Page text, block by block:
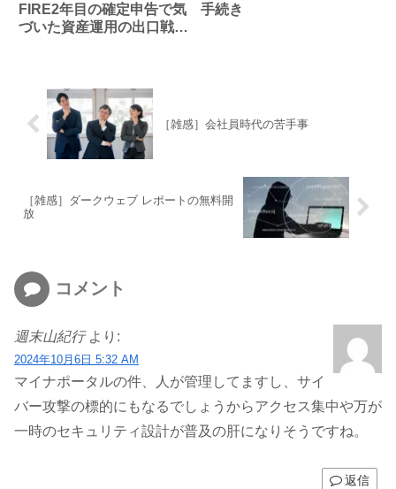
FIRE2年目の確定申告で気
づいた資産運用の出口戦略
手続き
［雑感］会社員時代の苦手事
［雑感］ダークウェブ レポートの無料開
放
コメント
週末山紀行 より:
2024年10月6日 5:32 AM
マイナポータルの件、人が管理してますし、サイ
バー攻撃の標的にもなるでしょうからアクセス集中や万が
一時のセキュリティ設計が普及の肝になりそうですね。
返信